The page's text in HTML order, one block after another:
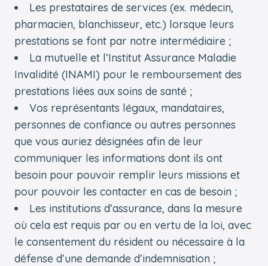
Les prestataires de services (ex. médecin,
pharmacien, blanchisseur, etc.) lorsque leurs
prestations se font par notre intermédiaire ;
La mutuelle et l’Institut Assurance Maladie
Invalidité (INAMI) pour le remboursement des
prestations liées aux soins de santé ;
Vos représentants légaux, mandataires,
personnes de confiance ou autres personnes
que vous auriez désignées afin de leur
communiquer les informations dont ils ont
besoin pour pouvoir remplir leurs missions et
pour pouvoir les contacter en cas de besoin ;
Les institutions d’assurance, dans la mesure
où cela est requis par ou en vertu de la loi, avec
le consentement du résident ou nécessaire à la
défense d’une demande d’indemnisation ;